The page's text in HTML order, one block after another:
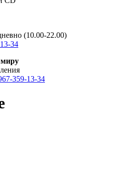
(10.00-22.00)
34
миру
359-13-34